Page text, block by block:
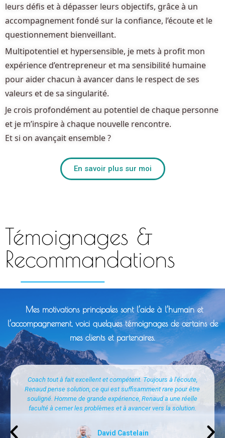
leurs défis et à dépasser leurs objectifs, grâce à un
accompagnement fondé sur la confiance, l’écoute et le
questionnement bienveillant.
Multipotentiel et hypersensible, je mets à profit mon
expérience d’entrepreneur et ma sensibilité humaine
pour aider chacun à avancer dans le respect de ses
valeurs et de sa singularité.
Je crois profondément au potentiel de chaque personne
et je m’inspire à chaque nouvelle rencontre.
Et si on avançait ensemble ?
En savoir plus sur moi
Témoignages &
Recommandations
Mes motivations principales sont l’aide à l’humain et
l’accompagnement, voici quelques témoignages de certains de
mes clients et partenaires.
Coach tout à fait excellent et compétent. Toujours à l'écoute,
Renaud pense solution, ce qui est suffisamment rare pour être
souligné. Homme de grande expérience, Renaud a une réelle
faculté à cerner les problèmes et à avancer vers la solution.
David Castelain